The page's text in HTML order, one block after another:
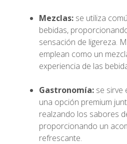
Mezclas: se utiliza
bebidas,
sensación de ligereza.
emplean como un
experiencia de las
Gastronomía: se sirve
una opción premium
realzando los sabores
proporcionando un
refrescante.